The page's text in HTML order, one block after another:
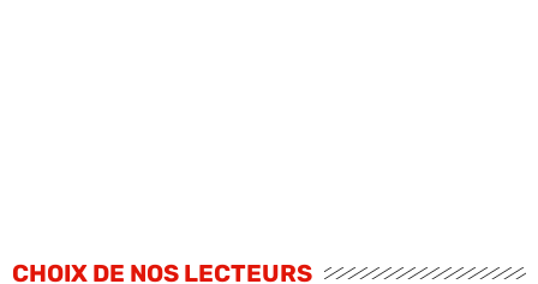
CHOIX DE NOS LECTEURS